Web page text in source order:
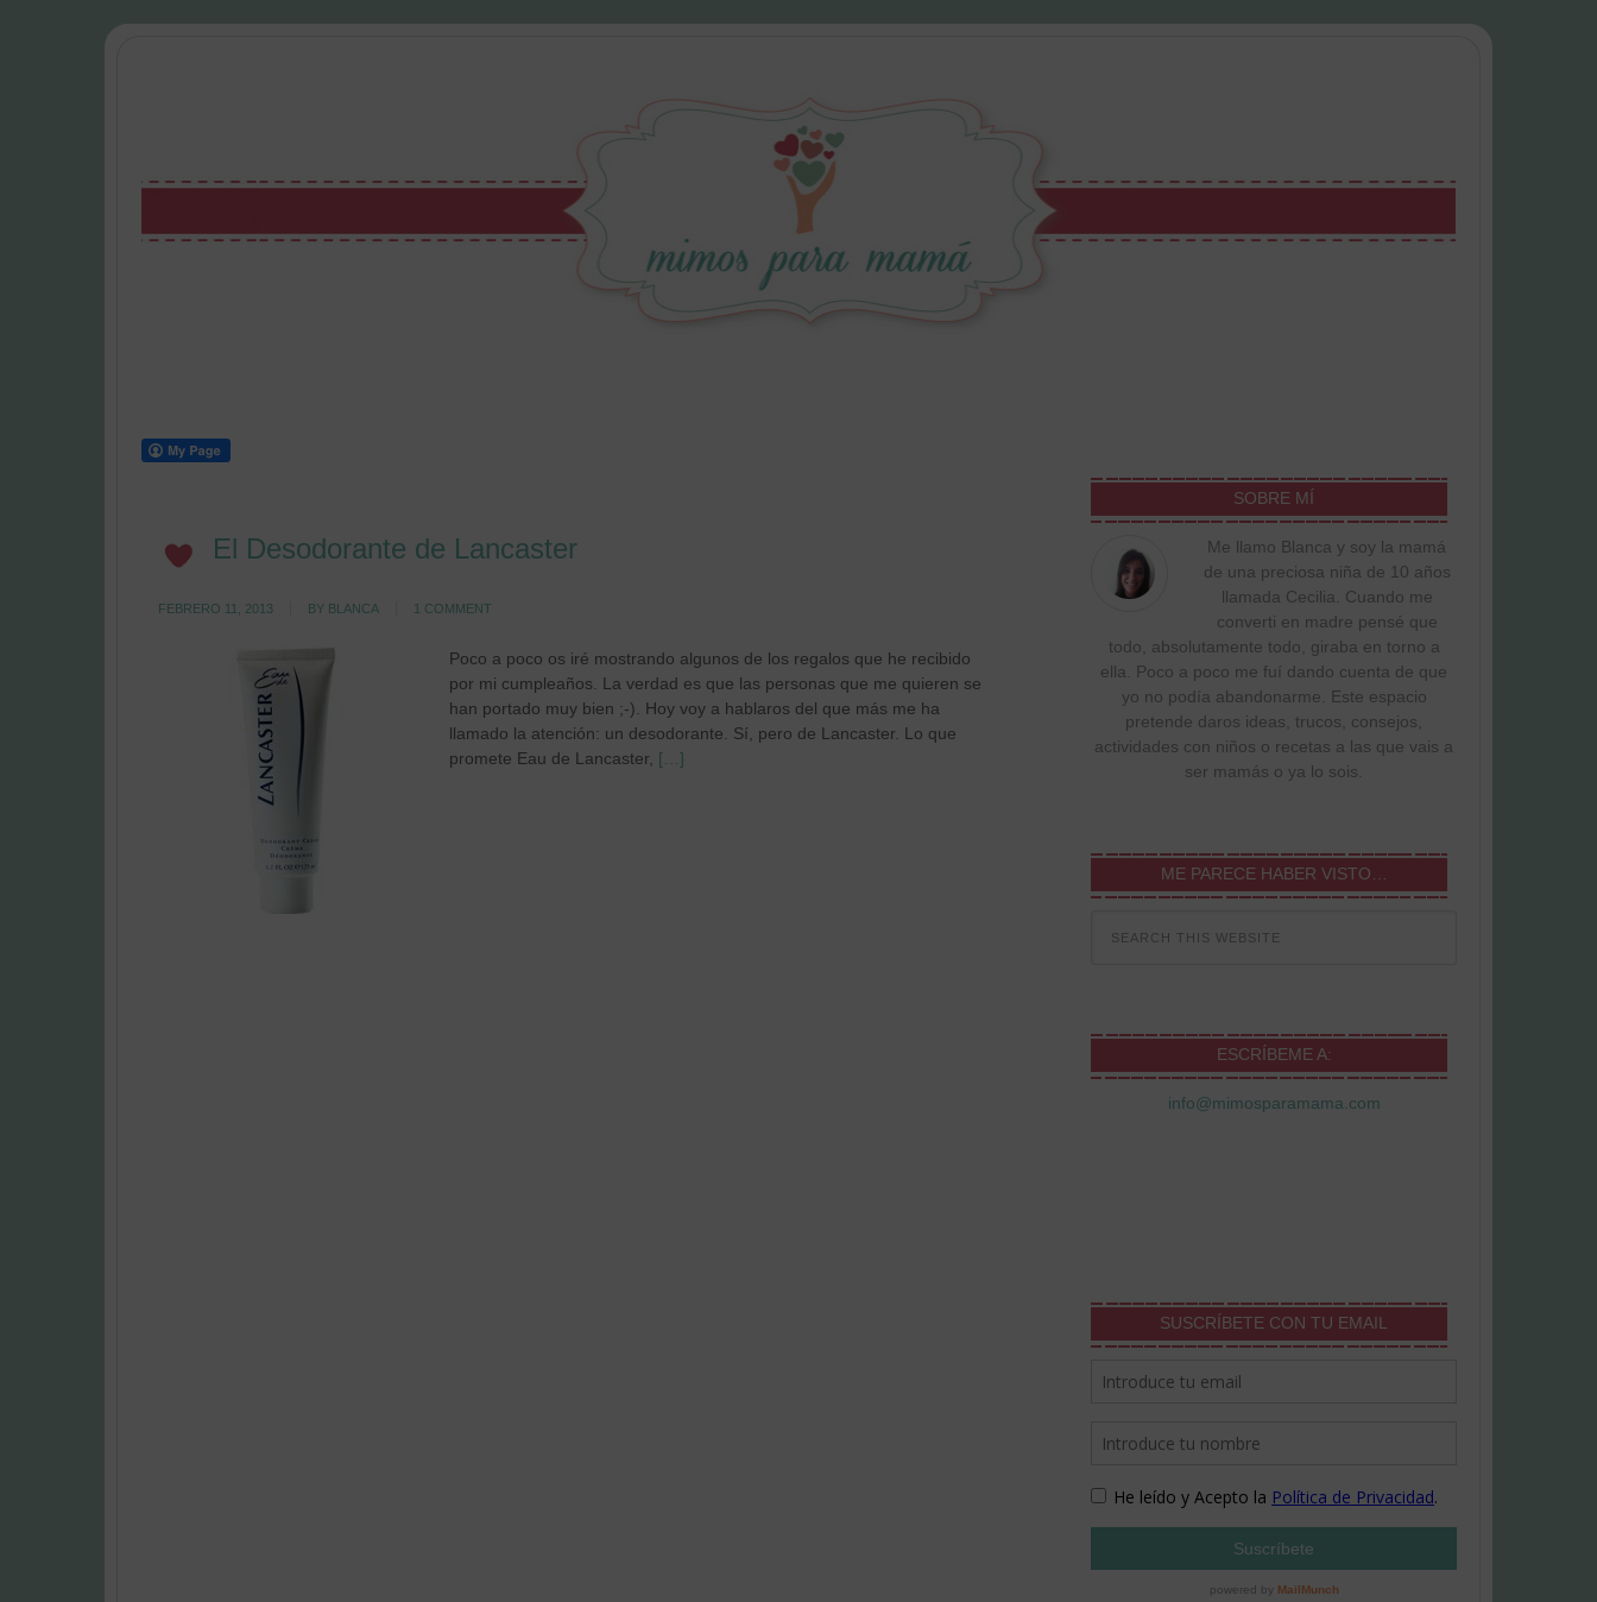
El Desodorante de Lancaster
FEBRERO 11, 2013 BY BLANCA 1 COMMENT
Poco a poco os iré mostrando algunos de los regalos que he recibido
por mi cumpleaños. La verdad es que las personas que me quieren se
han portado muy bien ;-). Hoy voy a hablaros del que más me ha
llamado la atención: un desodorante. Sí, pero de Lancaster. Lo que
promete Eau de Lancaster, […]
SOBRE MÍ
Me llamo Blanca y soy la mamá
de una preciosa niña de 10 años
llamada Cecilia. Cuando me
converti en madre pensé que
todo, absolutamente todo, giraba en torno a
ella. Poco a poco me fuí dando cuenta de que
yo no podía abandonarme. Este espacio
pretende daros ideas, trucos, consejos,
actividades con niños o recetas a las que vais a
ser mamás o ya lo sois.
ME PARECE HABER VISTO…
ESCRÍBEME A:
info@mimosparamama.com
SUSCRÍBETE CON TU EMAIL